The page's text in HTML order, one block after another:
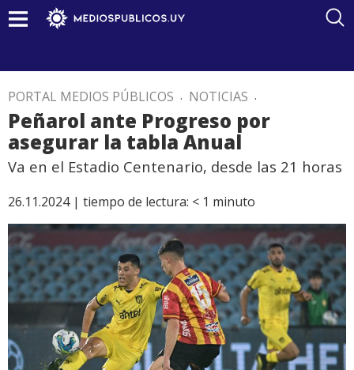
PORTAL MEDIOS PÚBLICOS . NOTICIAS .
Peñarol ante Progreso por
asegurar la tabla Anual
Va en el Estadio Centenario, desde las 21 horas
26.11.2024 | tiempo de lectura: < 1 minuto